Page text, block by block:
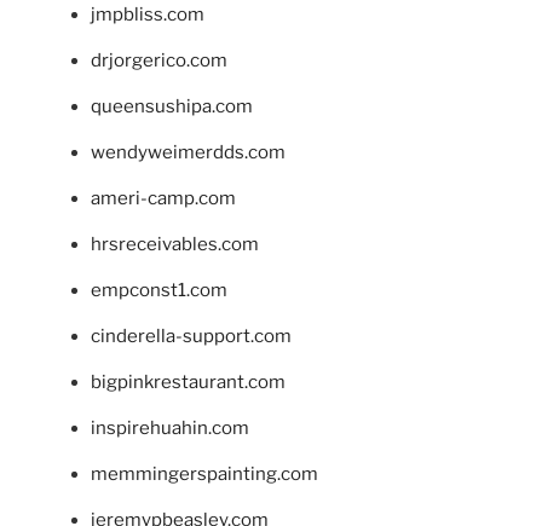
jmpbliss.com
drjorgerico.com
queensushipa.com
wendyweimerdds.com
ameri-camp.com
hrsreceivables.com
empconst1.com
cinderella-support.com
bigpinkrestaurant.com
inspirehuahin.com
memmingerspainting.com
jeremypbeasley.com